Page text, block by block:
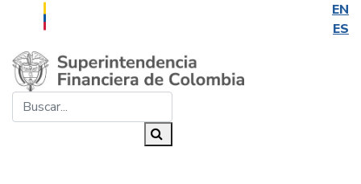
EN
ES
Saltar al contenido principal